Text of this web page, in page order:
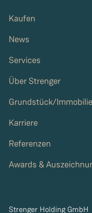
Kaufen
News
Services
Über Strenger
Grundstück/
Karriere
Referenzen
Awards &
Strenger Holding GmbH